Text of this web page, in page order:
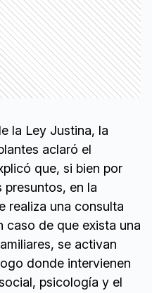
la Ley Justina, la
aclaró el
que, si bien por
en la
realiza una consulta
caso de que exista una
se activan
donde intervienen
psicología y el